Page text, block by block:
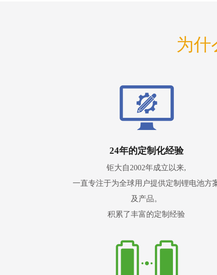
为什
24年的定制化经验
钜大自2002年成立以来,
一直专注于为全球用户提供定制锂电池方
及产品。
积累了丰富的定制经验